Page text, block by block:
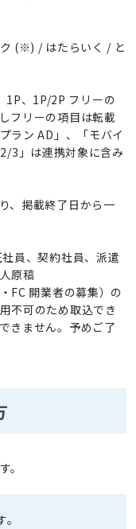
(※) / はたらいく / と
、1P/2P フリーの
フリーの項目は転載
ラン AD」、「モバイ
3」は連携対象に含み
、掲載終了日から一
員、契約社員、派遣
原稿
FC 開業者の募集）の
不可のため取込でき
きません。予めご了
。